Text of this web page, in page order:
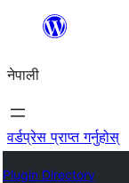
सामग्रीमा
नेपाली
वर्डप्रेस प्राप्त गर्नुहोस्
Plugin Directory